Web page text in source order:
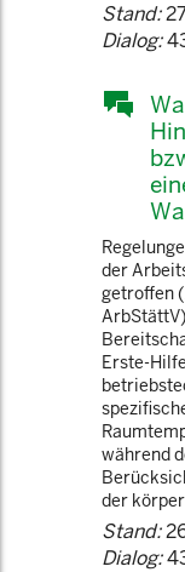
Stand:
Dialog:
der
getroffen
Erste-
während
der
Stand:
Dialog: